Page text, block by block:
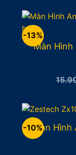
-13%
Màn Hình
-10%Màn Hình